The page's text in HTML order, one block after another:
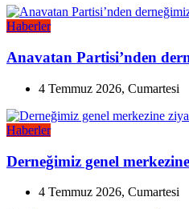
Haberler
Anavatan Partisi’nden
4 Temmuz 2026, Cumartesi
Haberler
Derneğimiz genel
4 Temmuz 2026, Cumartesi